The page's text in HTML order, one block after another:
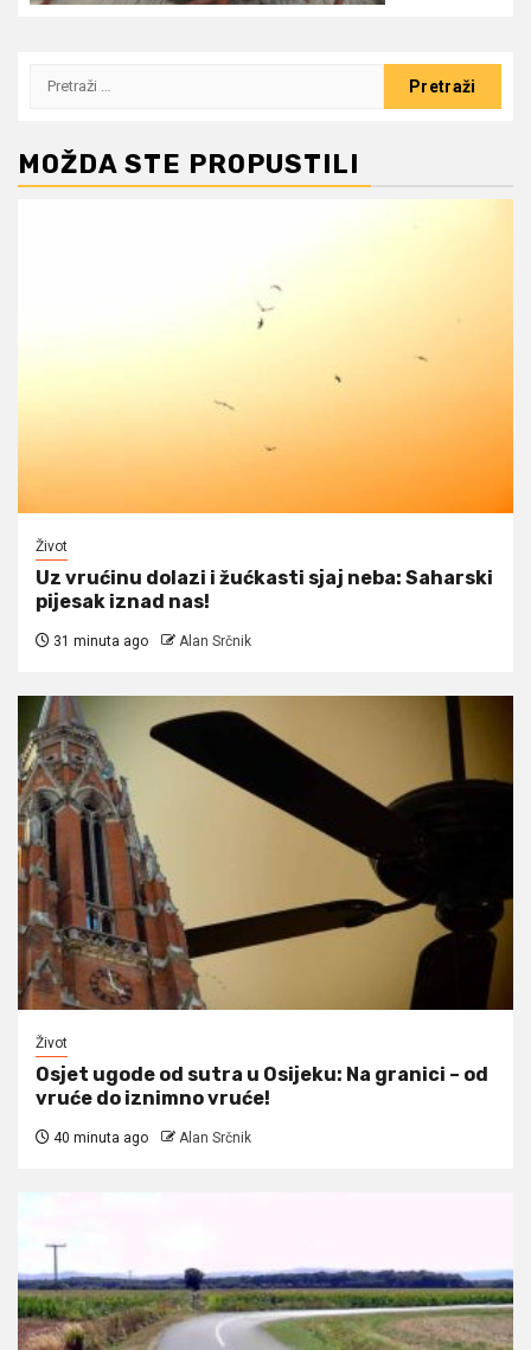
Pretraži:
MOŽDA STE PROPUSTILI
Život
Uz vrućinu dolazi i žućkasti sjaj neba: Saharski
pijesak iznad nas!
31 minuta ago Alan Srčnik
Život
Osjet ugode od sutra u Osijeku: Na granici – od
vruće do iznimno vruće!
40 minuta ago Alan Srčnik